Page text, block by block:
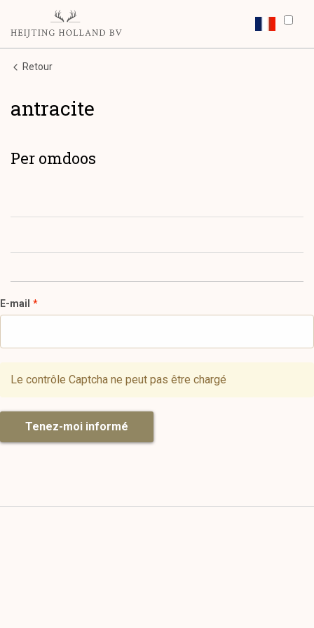
Retour
antracite
Per omdoos
E-mail
Le contrôle Captcha ne peut pas être chargé
Tenez-moi informé